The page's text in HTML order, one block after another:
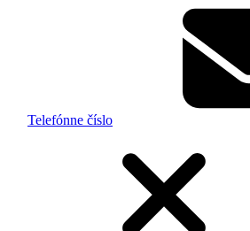
Telefónne číslo